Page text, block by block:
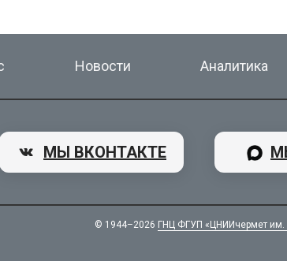
МЫ ВКОНТАКТЕ
Аналитика
© 1944–2026 ГНЦ ФГУП «ЦНИИчермет им.
Новости